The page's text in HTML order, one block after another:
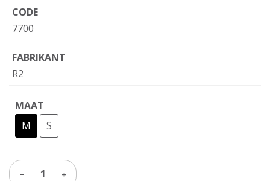
CODE
7700
FABRIKANT
R2
MAAT
M
S
1